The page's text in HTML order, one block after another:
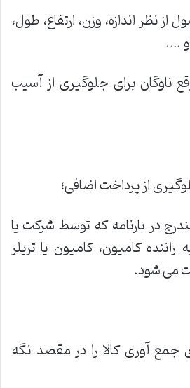
نظر اندازه، وزن، ارتفاع، طول،
….
ناوگان برای جلوگیری از آسیب
از پرداخت اضافی؛
در بارنامه که توسط شرکت یا
کامیون، کامیون یا تریلر
می شود.
جمع آوری کالا را در مقصد نگه